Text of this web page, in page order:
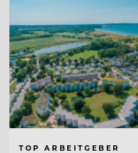
TOP ARBEITGEBER